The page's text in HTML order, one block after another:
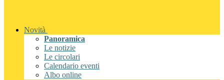
Novità
Panoramica
Le notizie
Le circolari
Calendario eventi
Albo online